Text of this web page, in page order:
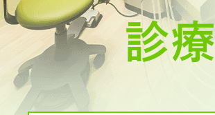
診療